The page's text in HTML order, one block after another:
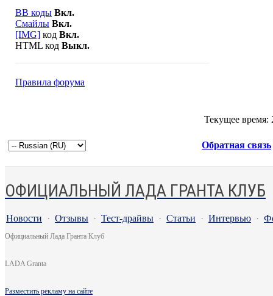
BB коды Вкл.
Смайлы Вкл.
[IMG] код Вкл.
HTML код Выкл.
Правила форума
Текущее время:
Обратная связь
ОФИЦИАЛЬНЫЙ ЛАДА ГРАНТА КЛУБ
Новости · Отзывы · Тест-драйвы · Статьи · Интервью ·
Официальный Лада Гранта Клуб
LADA Granta
Разместить рекламу на сайте